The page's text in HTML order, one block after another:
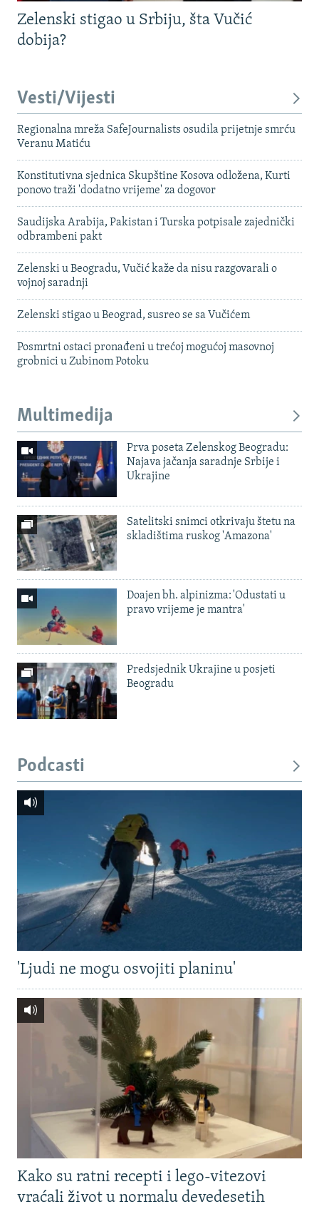
Zelenski stigao u Srbiju, šta Vučić
dobija?
Vesti/Vijesti
Regionalna mreža SafeJournalists osudila prijetnje smrću
Veranu Matiću
Konstitutivna sjednica Skupštine Kosova odložena, Kurti
ponovo traži 'dodatno vrijeme' za dogovor
Saudijska Arabija, Pakistan i Turska potpisale zajednički
odbrambeni pakt
Zelenski u Beogradu, Vučić kaže da nisu razgovarali o
vojnoj saradnji
Zelenski stigao u Beograd, susreo se sa Vučićem
Posmrtni ostaci pronađeni u trećoj mogućoj masovnoj
grobnici u Zubinom Potoku
Multimedija
Prva poseta Zelenskog Beogradu:
Najava jačanja saradnje Srbije i
Ukrajine
Satelitski snimci otkrivaju štetu na
skladištima ruskog 'Amazona'
Doajen bh. alpinizma: 'Odustati u
pravo vrijeme je mantra'
Predsjednik Ukrajine u posjeti
Beogradu
Podcasti
'Ljudi ne mogu osvojiti planinu'
Kako su ratni recepti i lego-vitezovi
vraćali život u normalu devedesetih